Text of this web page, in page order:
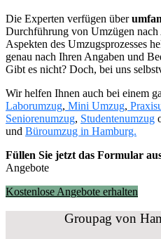
Die Experten verfügen über
Durchführung von Umzügen
Aspekten des Umzugsprozesses
genau nach Ihren Angaben und
Gibt es nicht? Doch, bei uns
Wir helfen Ihnen auch bei einem
Laborumzug, Mini Umzug,
Seniorenumzug, Studentenumzug
und Büroumzug in Hamburg.
Füllen Sie jetzt das Formular
Angebote
Kostenlose Angebote erhalten
Groupag von